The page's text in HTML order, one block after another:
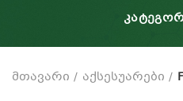
მთავარი აქსესუარები